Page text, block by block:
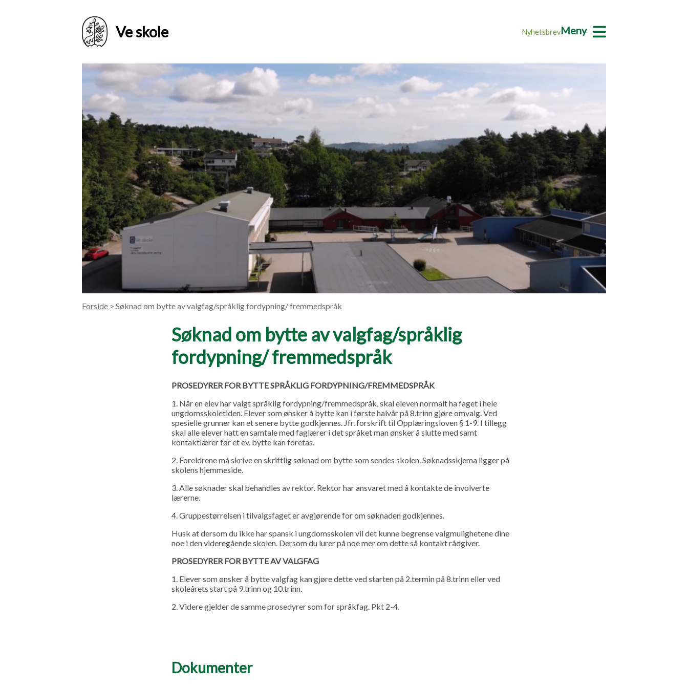
Ve skole NyhetsbrevMeny
Forside > Søknad om bytte av valgfag/språklig fordypning/ fremmedspråk
Søknad om bytte av valgfag/språklig
fordypning/ fremmedspråk
PROSEDYRER FOR BYTTE SPRÅKLIG FORDYPNING/FREMMEDSPRÅK
1. Når en elev har valgt språklig fordypning/fremmedspråk, skal eleven normalt ha faget i hele
ungdomsskoletiden. Elever som ønsker å bytte kan i første halvår på 8.trinn gjøre omvalg. Ved
spesielle grunner kan et senere bytte godkjennes. Jfr. forskrift til Opplæringsloven § 1-9. I tillegg
skal alle elever hatt en samtale med faglærer i det språket man ønsker å slutte med samt
kontaktlærer før et ev. bytte kan foretas.
2. Foreldrene må skrive en skriftlig søknad om bytte som sendes skolen. Søknadsskjema ligger på
skolens hjemmeside.
3. Alle søknader skal behandles av rektor. Rektor har ansvaret med å kontakte de involverte
lærerne.
4. Gruppestørrelsen i tilvalgsfaget er avgjørende for om søknaden godkjennes.
Husk at dersom du ikke har spansk i ungdomsskolen vil det kunne begrense valgmulighetene dine
noe i den videregående skolen. Dersom du lurer på noe mer om dette så kontakt rådgiver.
PROSEDYRER FOR BYTTE AV VALGFAG
1. Elever som ønsker å bytte valgfag kan gjøre dette ved starten på 2.termin på 8.trinn eller ved
skoleårets start på 9.trinn og 10.trinn.
2. Videre gjelder de samme prosedyrer som for språkfag. Pkt 2-4.
Dokumenter